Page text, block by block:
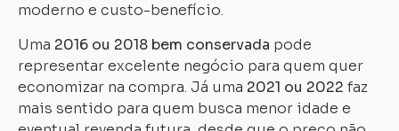
moderno e custo-benefício.
Uma 2016 ou 2018 bem conservada pode
representar excelente negócio para quem quer
economizar na compra. Já uma 2021 ou 2022 faz
mais sentido para quem busca menor idade e